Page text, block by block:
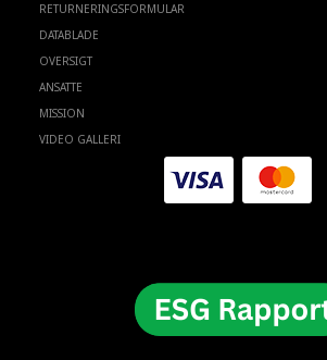
RETURNERINGSFORMULAR
DATABLADE
OVERSIGT
ANSATTE
MISSION
VIDEO GALLERI